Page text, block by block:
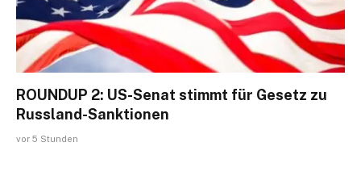
ROUNDUP 2: US-Senat stimmt für Gesetz zu
Russland-Sanktionen
vor 5 Stunden